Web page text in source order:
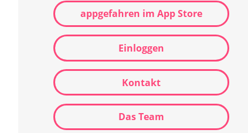
appgefahren im App Store
Einloggen
Kontakt
Das Team